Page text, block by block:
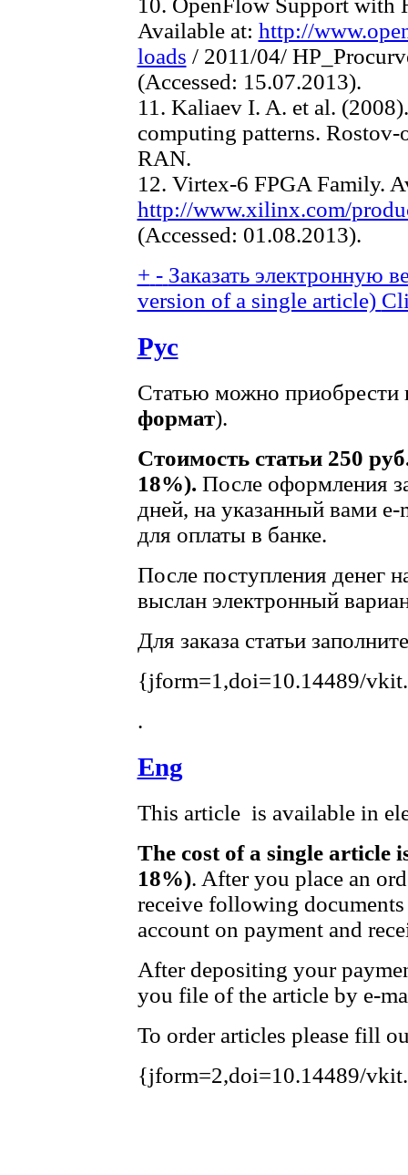
10. OpenFlow Support with
Available at: http://
loads / 2011/04/
(Accessed: 15.07.2013).
11. Kaliaev I. A. et al.
computing patterns.
RAN.
12. Virtex-6 FPGA Family.
http://www.xilinx.com/
(Accessed: 01.08.2013).
+ - Заказать электронную
version of a single article)
Рус
Статью можно приобрести
формат).
Стоимость статьи 250
18%). После оформления
дней, на указанный вами
для оплаты в банке.
После поступления денег
выслан электронный
Для заказа статьи
{jform=1,doi=10.14489/
.
Eng
This article is available in
The cost of a single article
18%). After you place an
receive following
account on payment and
After depositing your
you file of the article by e-
To order articles please fill
{jform=2,doi=10.14489/